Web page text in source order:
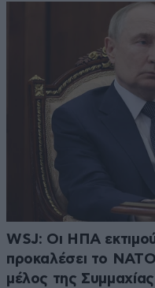
WSJ: Οι ΗΠΑ
προκαλέσει το
μέλος της Συμμαχίας